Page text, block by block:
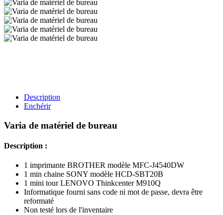
Description
Enchérir
Varia de matériel de bureau
Description :
1 imprimante BROTHER modèle MFC-J4540DW
1 min chaine SONY modèle HCD-SBT20B
1 mini tour LENOVO Thinkcenter M910Q
Informatique fourni sans code ni mot de passe, devra être
reformaté
Non testé lors de l'inventaire